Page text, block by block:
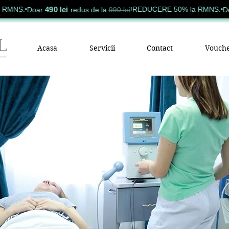
Acasa Servicii Contact
Doar490 leiredus de la990 lei!REDUCERE 50% la RMNS. Doar